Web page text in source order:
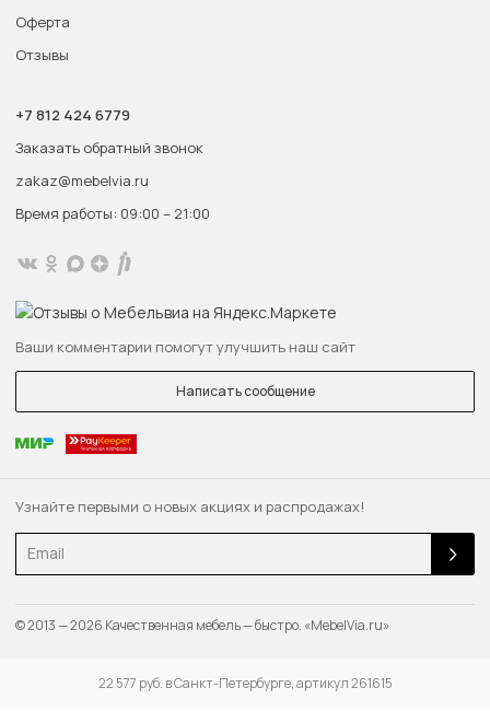
22 577 руб. в Санкт-Петербурге, артикул 261615
Узнайте первыми о новых акциях и распродажах!
Оферта
Отзывы
+7 812 424 6779
Заказать обратный звонок
zakaz@mebelvia.ru
Время работы: 09:00 – 21:00
Ваши комментарии помогут улучшить наш сайт
Написать сообщение
© 2013 — 2026 Качественная мебель — быстро. «MebelVia.ru»